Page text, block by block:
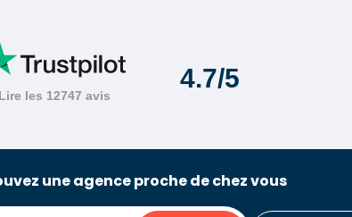
une agence proche de chez vous